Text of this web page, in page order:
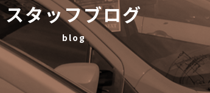
スタッフブログ